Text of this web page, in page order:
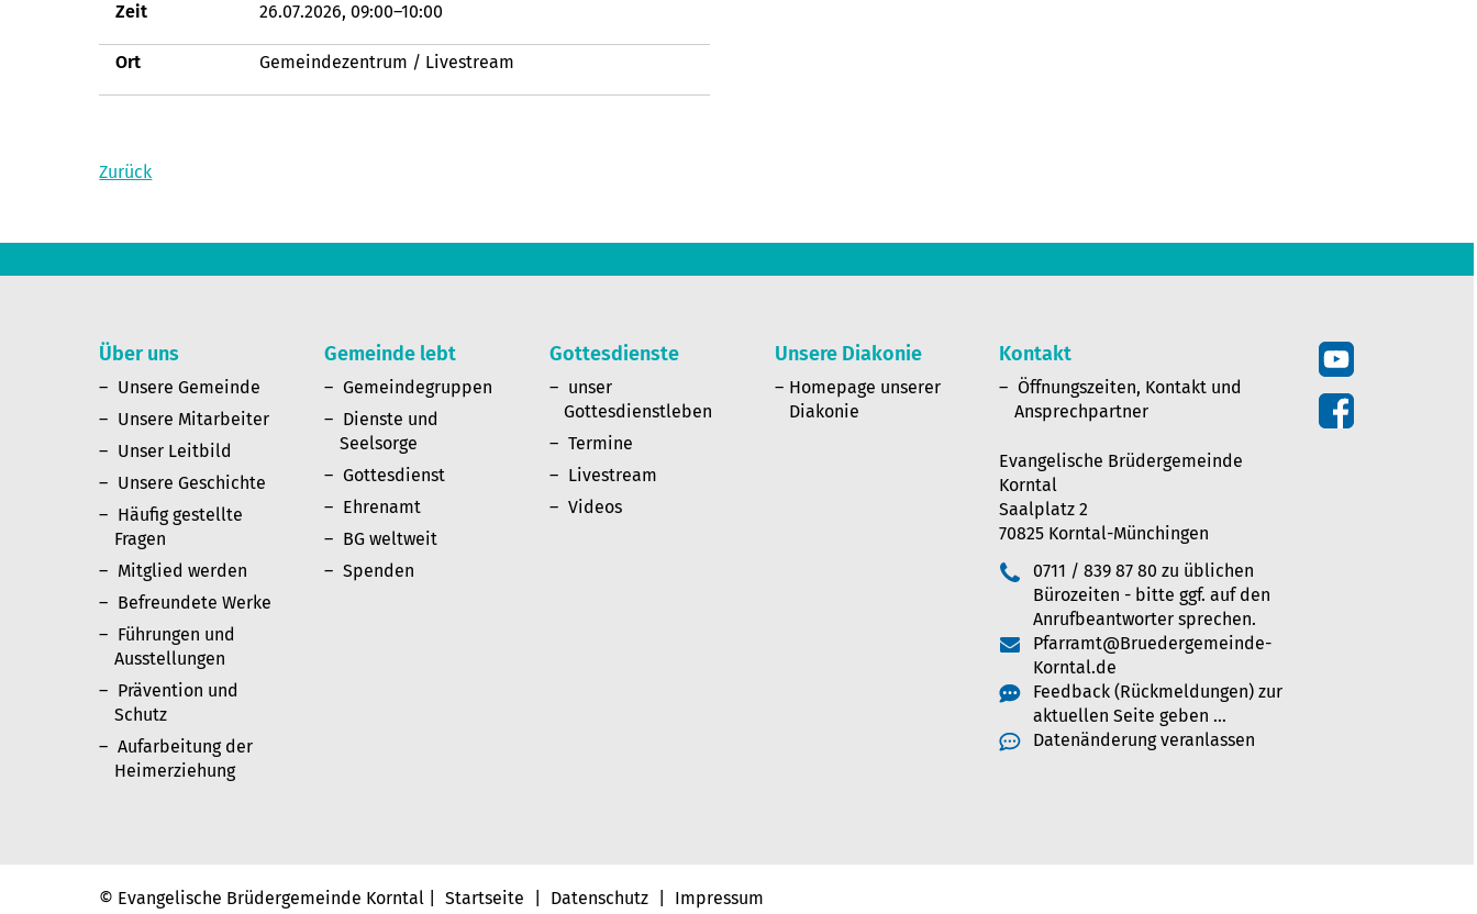
Zeit 26.07.2026, 09:00–10:00
Ort Gemeindezentrum / Livestream
Zurück
Über uns
Unsere Gemeinde
Unsere Mitarbeiter
Unser Leitbild
Unsere Geschichte
Häufig gestellte
Fragen
Mitglied werden
Befreundete Werke
Führungen und
Ausstellungen
Prävention und
Schutz
Aufarbeitung der
Heimerziehung
Gemeinde lebt
Gemeindegruppen
Dienste und
Seelsorge
Gottesdienst
Ehrenamt
BG weltweit
Spenden
Gottesdienste
unser
Gottesdienstleben
Termine
Livestream
Videos
Unsere Diakonie
Homepage unserer
Diakonie
Kontakt
Öffnungszeiten, Kontakt und
Ansprechpartner
Evangelische Brüdergemeinde
Korntal
Saalplatz 2
70825 Korntal-Münchingen
0711 / 839 87 80 zu üblichen
Bürozeiten - bitte ggf. auf den
Anrufbeantworter sprechen.
Pfarramt@Bruedergemeinde-
Korntal.de
Feedback (Rückmeldungen) zur
aktuellen Seite geben …
Datenänderung veranlassen
© Evangelische Brüdergemeinde Korntal | Startseite Datenschutz Impressum